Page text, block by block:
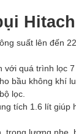
suất lên đến
với quá trình lọc
bầu không khí
lọc.
tích 1.6 lít
trọng lượng nhẹ